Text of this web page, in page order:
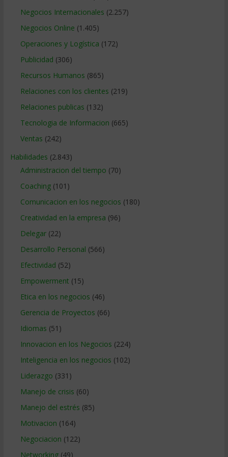
Negocios Internacionales (2.257)
Negocios Online (1.405)
Operaciones y Logística (172)
Publicidad (306)
Recursos Humanos (865)
Relaciones con los clientes (219)
Relaciones publicas (132)
Tecnologia de Informacion (665)
Ventas (242)
Habilidades (2.843)
Administracion del tiempo (70)
Coaching(101)
Comunicacion en los negocios (180)
Creatividad en la empresa (96)
Delegar(22)
Desarrollo Personal (566)
Efectividad (52)
Empowerment (15)
Etica en los negocios (46)
Gerencia de Proyectos (66)
Idiomas (51)
Innovacion en los Negocios (224)
Inteligencia en los negocios (102)
Liderazgo (331)
Manejo de crisis (60)
Manejo del estrés (85)
Motivacion (164)
Negociacion (122)
Networking(49)